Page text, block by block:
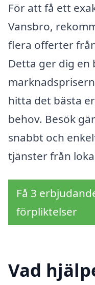
För att få ett
Vansbro,
flera offerter
Detta ger dig en
hitta det bästa
behov. Besök
snabbt och
tjänster från
Få 3
förpliktelser
Vad